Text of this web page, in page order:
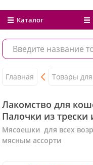
Каталог
Главная Товары
Лакомство для
Палочки из трески
Мясоешки для всех
мясным ассорти